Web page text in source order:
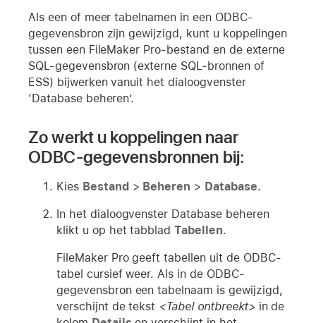
Als een of meer tabelnamen in een ODBC-
gegevensbron zijn gewijzigd, kunt u koppelingen
tussen een FileMaker Pro-bestand en de externe
SQL-gegevensbron (externe SQL-bronnen of
ESS) bijwerken vanuit het dialoogvenster
‘Database beheren’.
Zo werkt u koppelingen naar
ODBC-gegevensbronnen bij:
Kies Bestand> Beheren > Database.
In het dialoogvenster Database beheren
klikt u op het tabbladTabellen.
FileMaker Pro geeft tabellen uit de ODBC-
tabel cursief weer. Als in de ODBC-
gegevensbron een tabelnaam is gewijzigd,
verschijnt de tekst <Tabel ontbreekt> in de